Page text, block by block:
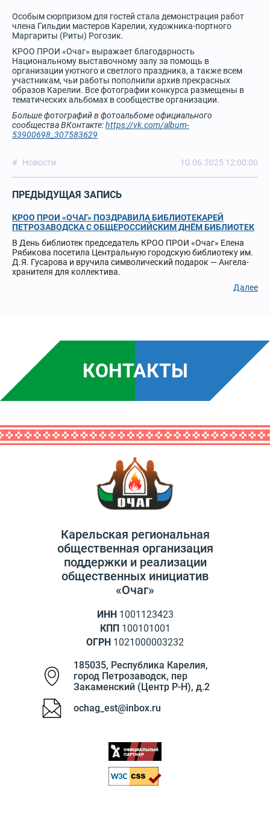
Особым сюрпризом для гостей стала демонстрация работ
члена Гильдии мастеров Карелии, художника-портного
Маргариты (Риты) Рогозик.
КРОО ПРОИ «Очаг» выражает благодарность
Национальному выставочному залу за помощь в
организации уютного и светлого праздника, а также всем
участникам, чьи работы пополнили архив прекрасных
образов Карелии. Все фотографии конкурса размещены в
тематических альбомах в сообществе организации.
Больше фотографий в фотоальбоме официального
сообщества ВКонтакте:https://vk.com/album-
53900698_307583629
Новости 10.06.2025 12:00:00
ПРЕДЫДУЩАЯ ЗАПИСЬ
КРОО ПРОИ «ОЧАГ» ПОЗДРАВИЛА БИБЛИОТЕКАРЕЙ
ПЕТРОЗАВОДСКА С ОБЩЕРОССИЙСКИМ ДНЁМ БИБЛИОТЕК
В День библиотек председатель КРОО ПРОИ «Очаг» Елена
Рябикова посетила Центральную городскую библиотеку им.
Д.Я. Гусарова и вручила символический подарок — Ангела-
хранителя для коллектива.
Далее
КОНТАКТЫ
Карельская региональная
общественная организация
поддержки и реализации
общественных инициатив
«Очаг»
ИНН 1001123423
КПП100101001
ОГРН 1021000003232
185035, Республика Карелия,
город Петрозаводск, пер
Закаменский (Центр Р-Н), д.2
ochag_est@inbox.ru